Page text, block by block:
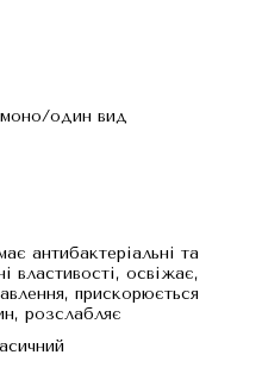
моно/один вид
антибактеріальні та
властивості, освіжає,
прискорюється
розслабляє